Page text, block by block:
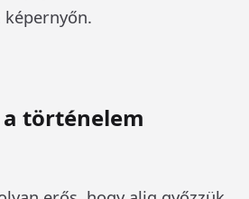
képernyőn.
történelem